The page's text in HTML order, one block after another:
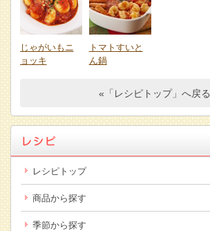
じゃがいもニ
ョッキ
トマトすいと
ん鍋
«「レシピトップ」へ戻る
レシピトップ
商品から探す
季節から探す